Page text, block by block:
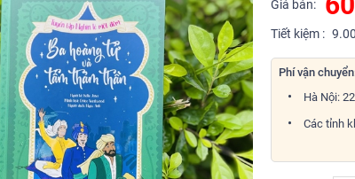
Giá bán:
Tiết kiệm :
Phí vận
Hà Nội:
Các tỉnh